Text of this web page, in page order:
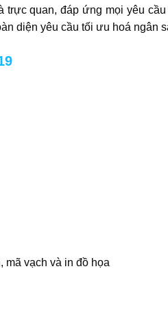
quan, đáp ứng mọi yêu
diện yêu cầu tối ưu hoá ngân
mã vạch và in đồ họa